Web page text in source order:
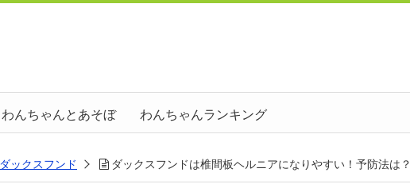
わんちゃんとあそぼ わんちゃんランキング
ダックスフンド ダックスフンドは椎間板ヘルニアになりやすい！予防法は？